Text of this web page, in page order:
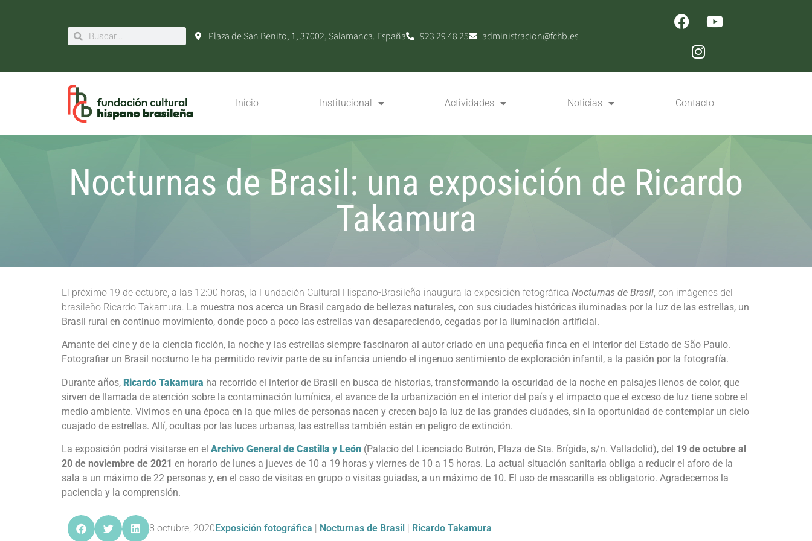
Plaza de San Benito, 1, 37002, Salamanca. España 923 29 48 25 administracion@fchb.es
Inicio Institucional Actividades Noticias Contacto
Nocturnas de Brasil: una exposición de Ricardo
Takamura
El próximo 19 de octubre, a las 12:00 horas, la Fundación Cultural Hispano-Brasileña inaugura la exposición fotográfica Nocturnas de Brasil, con imágenes del
brasileño Ricardo Takamura. La muestra nos acerca un Brasil cargado de bellezas naturales, con sus ciudades históricas iluminadas por la luz de las estrellas, un
Brasil rural en continuo movimiento, donde poco a poco las estrellas van desapareciendo, cegadas por la iluminación artificial.
Amante del cine y de la ciencia ficción, la noche y las estrellas siempre fascinaron al autor criado en una pequeña finca en el interior del Estado de São Paulo.
Fotografiar un Brasil nocturno le ha permitido revivir parte de su infancia uniendo el ingenuo sentimiento de exploración infantil, a la pasión por la fotografía.
Durante años, Ricardo Takamura ha recorrido el interior de Brasil en busca de historias, transformando la oscuridad de la noche en paisajes llenos de color, que
sirven de llamada de atención sobre la contaminación lumínica, el avance de la urbanización en el interior del país y el impacto que el exceso de luz tiene sobre el
medio ambiente. Vivimos en una época en la que miles de personas nacen y crecen bajo la luz de las grandes ciudades, sin la oportunidad de contemplar un cielo
cuajado de estrellas. Allí, ocultas por las luces urbanas, las estrellas también están en peligro de extinción.
La exposición podrá visitarse en el Archivo General de Castilla y León (Palacio del Licenciado Butrón, Plaza de Sta. Brígida, s/n. Valladolid), del 19 de octubre al
20 de noviembre de 2021 en horario de lunes a jueves de 10 a 19 horas y viernes de 10 a 15 horas. La actual situación sanitaria obliga a reducir el aforo de la
sala a un máximo de 22 personas y, en el caso de visitas en grupo o visitas guiadas, a un máximo de 10. El uso de mascarilla es obligatorio. Agradecemos la
paciencia y la comprensión.
8 octubre, 2020Exposición fotográfica | Nocturnas de Brasil | Ricardo Takamura